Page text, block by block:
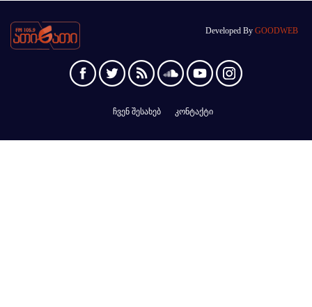
Developed By GOODWEB
ჩვენ შესახებ კონტაქტი